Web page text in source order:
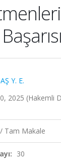
Y. E.
2025 (Hakemli
Tam Makale
30